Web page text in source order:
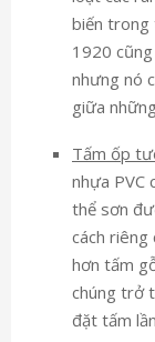
biến trong
1920
nhưng nó
giữa
Tấm ốp
nhựa PVC
thể sơn
cách riêng
hơn tấm
chúng trở
đặt tấm